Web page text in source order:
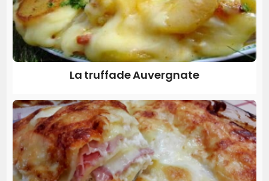
La truffade Auvergnate